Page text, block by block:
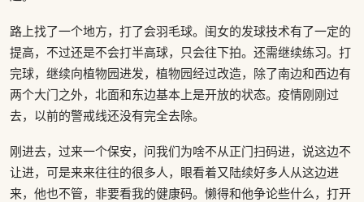
路上找了一个地方，打了会羽毛球。闺女的发球技术有了一定的
提高，不过还是不会打半高球，只会往下拍。还需继续练习。打
完球，继续向植物园进发，植物园经过改造，除了南边和西边有
两个大门之外，北面和东边基本上是开放的状态。疫情刚刚过
去，以前的警戒线还没有完全去除。
刚进去，过来一个保安，问我们为啥不从正门扫码进，说这边不
让进，可是来来往往的很多人，眼看着又陆续好多人从这边进
来，他也不管，非要看我的健康码。懒得和他争论些什么，打开